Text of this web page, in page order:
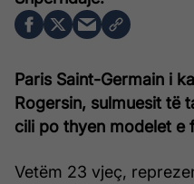
Paris Saint-Germain i
Rogersin, sulmuesit të
cili po thyen modelet e
Vetëm 23 vjeç,